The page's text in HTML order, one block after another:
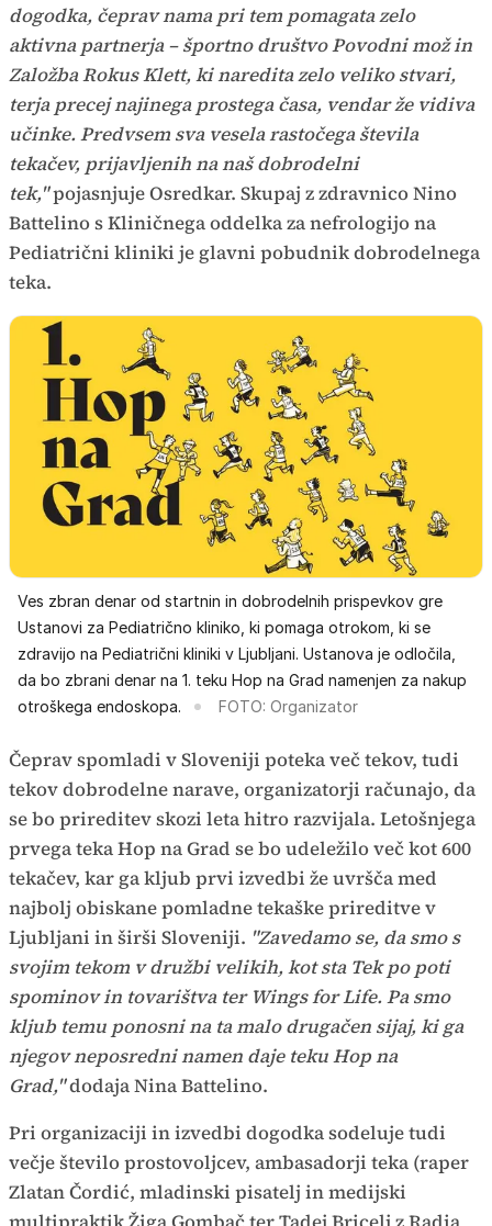
dogodka, čeprav nama pri tem pomagata zelo
aktivna partnerja – športno društvo Povodni mož in
Založba Rokus Klett, ki naredita zelo veliko stvari,
terja precej najinega prostega časa, vendar že vidiva
učinke. Predvsem sva vesela rastočega števila
tekačev, prijavljenih na naš dobrodelni
tek,"pojasnjuje Osredkar. Skupaj z zdravnicoNino
Battelino s Kliničnega oddelka za nefrologijo na
Pediatrični kliniki je glavni pobudnik dobrodelnega
teka.
Ves zbran denar od startnin in dobrodelnih prispevkov gre
Ustanovi za Pediatrično kliniko, ki pomaga otrokom, ki se
zdravijo na Pediatrični kliniki v Ljubljani. Ustanova je odločila,
da bo zbrani denar na 1. teku Hop na Grad namenjen za nakup
otroškega endoskopa.
FOTO: Organizator
Čeprav spomladi v Sloveniji poteka več tekov, tudi
tekov dobrodelne narave, organizatorji računajo, da
se bo prireditev skozi leta hitro razvijala. Letošnjega
prvega teka Hop na Grad se bo udeležilo več kot 600
tekačev, kar ga kljub prvi izvedbi že uvršča med
najbolj obiskane pomladne tekaške prireditve v
Ljubljani in širši Sloveniji. "Zavedamo se, da smo s
svojim tekom v družbi velikih, kot sta Tek po poti
spominov in tovarištva ter Wings for Life. Pa smo
kljub temu ponosni na ta malo drugačen sijaj, ki ga
njegov neposredni namen daje teku Hop na
Grad,"dodaja Nina Battelino.
Pri organizaciji in izvedbi dogodka sodeluje tudi
večje število prostovoljcev, ambasadorji teka (raper
Zlatan Čordić, mladinski pisatelj in medijski